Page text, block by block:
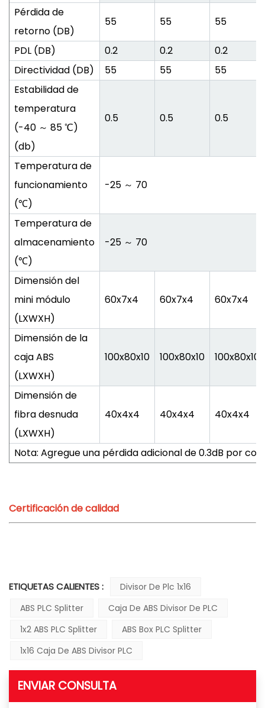
Pérdida de
retorno (DB)
55 55 55
PDL (DB) 0.2 0.2
0.2
Directividad (DB)
55 55
55
Estabilidad de
temperatura
(-40 ～ 85 ℃)
(db)
0.5 0.5 0.5
Temperatura de
funcionamiento
(℃)
-25 ～ 70
Temperatura de
almacenamiento
(℃)
-25 ～ 70
Dimensión del
mini módulo
(LXWXH)
60x7x4 60x7x4 60x7x4
Dimensión de la
caja ABS
(LXWXH)
100x80x10 100x80x10 100x80x10
Dimensión de
fibra desnuda
(LXWXH)
40x4x4 40x4x4 40x4x4
Nota: Agregue una pérdida adicional de 0.3dB por
Certificación de calidad
ETIQUETAS CALIENTES :
Divisor De Plc 1x16
ABS PLC Splitter
Caja De ABS Divisor De PLC
1x2 ABS PLC Splitter
ABS Box PLC Splitter
1x16 Caja De ABS Divisor PLC
ENVIAR CONSULTA